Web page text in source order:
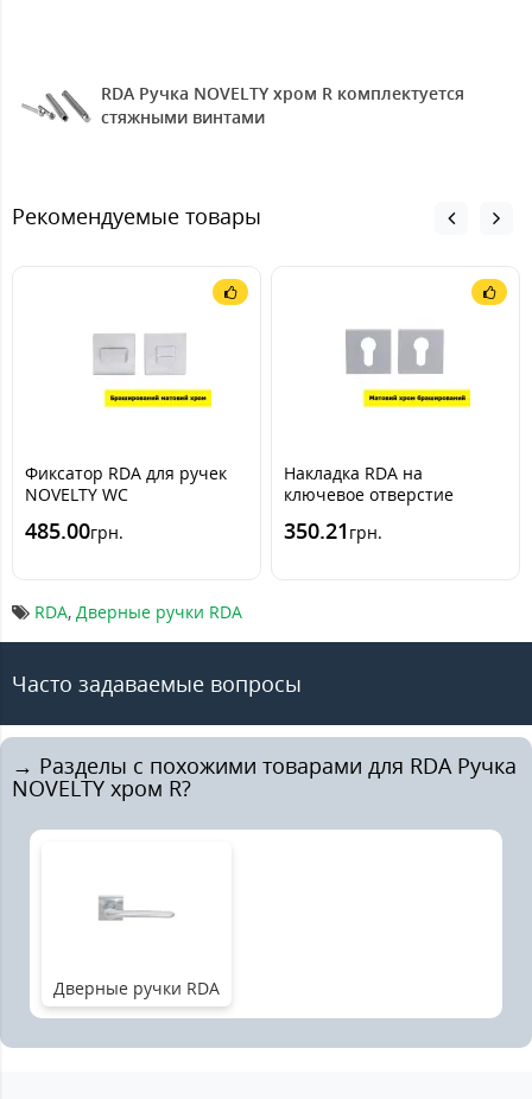
RDA Ручка NOVELTY хром R комплектуется
стяжными винтами
Рекомендуемые товары
Фиксатор RDA для ручек
NOVELTY WC
485.00грн.
Накладка RDA на
ключевое отверстие
350.21 грн.
RDA, Дверные ручки RDA
Часто задаваемые вопросы
→ Разделы с похожими товарами для RDA Ручка
NOVELTY хром R?
Дверные ручки RDA